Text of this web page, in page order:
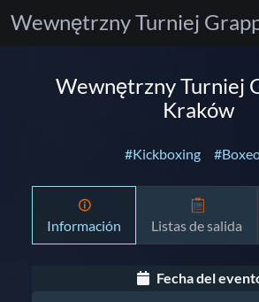
Wewnętrzny Turniej
Kraków
#Kickboxing
Información Listas de salida
Fecha del